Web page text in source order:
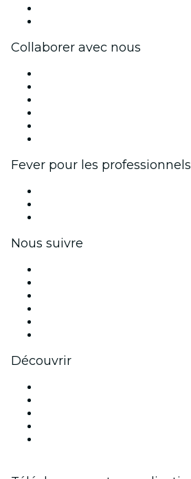
Collaborer avec nous
Fever pour les professionnels
Nous suivre
Découvrir